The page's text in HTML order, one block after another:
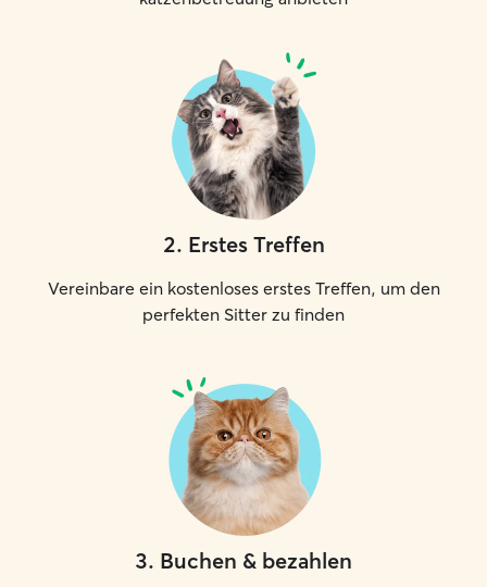
2. Erstes Treffen
Vereinbare ein kostenloses erstes Treffen, um den
perfekten Sitter zu finden
3. Buchen & bezahlen